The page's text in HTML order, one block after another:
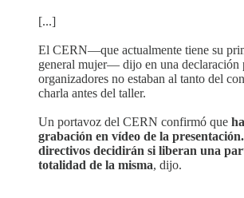
[...]
El CERN—que actualmente tiene su
general mujer— dijo en una declaración
organizadores no estaban al tanto del
charla antes del taller.
Un portavoz del CERN confirmó que
grabación en vídeo de la
directivos decidirán si liberan una
totalidad de la misma, dijo.